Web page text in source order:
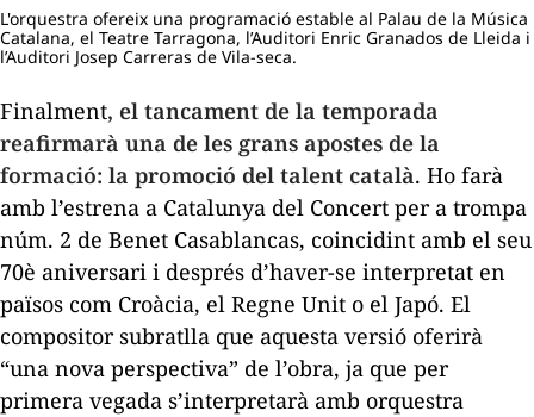
L'orquestra ofereix una programació estable al Palau de la Música
Catalana, el Teatre Tarragona, l’Auditori Enric Granados de Lleida i
l’Auditori Josep Carreras de Vila-seca.
Finalment, el tancament de la temporada
reafirmarà una de les grans apostes de la
formació: la promoció del talent català. Ho farà
amb l’estrena a Catalunya del Concert per a trompa
núm. 2 de Benet Casablancas, coincidint amb el seu
70è aniversari i després d’haver-se interpretat en
països com Croàcia, el Regne Unit o el Japó. El
compositor subratlla que aquesta versió oferirà
“una nova perspectiva” de l’obra, ja que per
primera vegada s’interpretarà amb orquestra